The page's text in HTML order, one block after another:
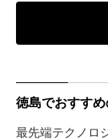
徳島でおすす
最先端テクノロ